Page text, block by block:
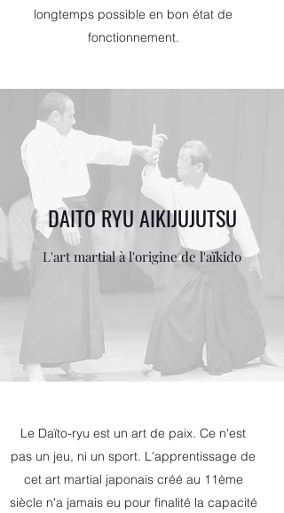
longtemps possible en bon état de
fonctionnement.
DAITO RYU AIKIJUJUTSU
L'art martial à l'origine de l'aïkido
Le Daïto-ryu est un art de paix. Ce n'est
pas un jeu, ni un sport. L'apprentissage de
cet art martial japonais créé au 11ème
siècle n'a jamais eu pour finalité la capacité